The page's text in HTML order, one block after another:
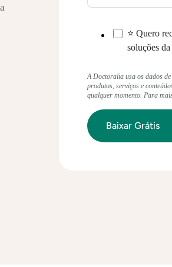
⭐ Quero
soluções
A Doctoralia usa os dados
produtos, serviços e
qualquer momento. Para